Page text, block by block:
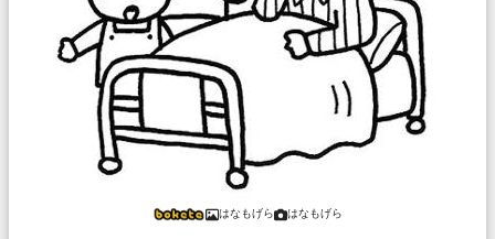
はなもげら はなもげら